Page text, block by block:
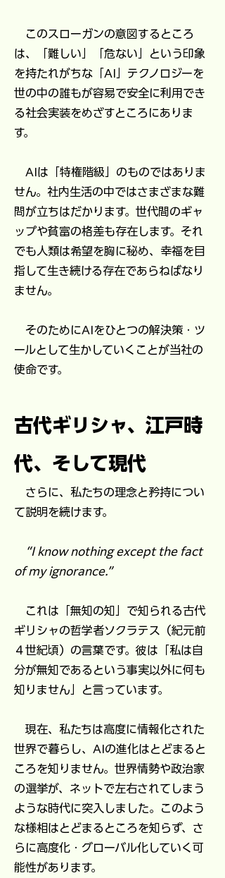
このスローガンの意図するところ
は、「難しい」「危ない」という印象
を持たれがちな「AI」テクノロジーを
世の中の誰もが容易で安全に利用でき
る社会実装をめざすところにありま
す。
​ AIは「特権階級」のものではありま
せん。社内生活の中ではさまざまな難
問が立ちはだかります。世代間のギャ
ップや貧富の格差も存在します。それ
でも人類は希望を胸に秘め、幸福を目
指して生き続ける存在であらねばなり
ません。
​ そのためにAIをひとつの解決策・ツ
ールとして生かしていくことが当社の
使命です。
古代ギリシャ、江戸時
代、そして現代
さらに、私たちの理念と矜持につい
て説明を続けます。
“I know nothing except the fact
of my ignorance.”
これは「無知の知」で知られる古代
ギリシャの哲学者ソクラテス（紀元前
４世紀頃）の言葉です。彼は「私は自
分が無知であるという事実以外に何も
知りません」と言っています。
現在、私たちは高度に情報化された
世界で暮らし、AIの進化はとどまると
ころを知りません。世界情勢や政治家
の選挙が、ネットで左右されてしまう
ような時代に突入しました。このよう
な様相はとどまるところを知らず、さ
らに高度化・グローバル化していく可
能性があります。